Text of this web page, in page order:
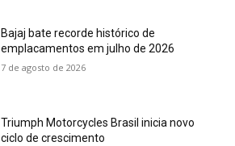
Bajaj bate recorde histórico de
emplacamentos em julho de 2026
7 de agosto de 2026
Triumph Motorcycles Brasil inicia novo
ciclo de crescimento